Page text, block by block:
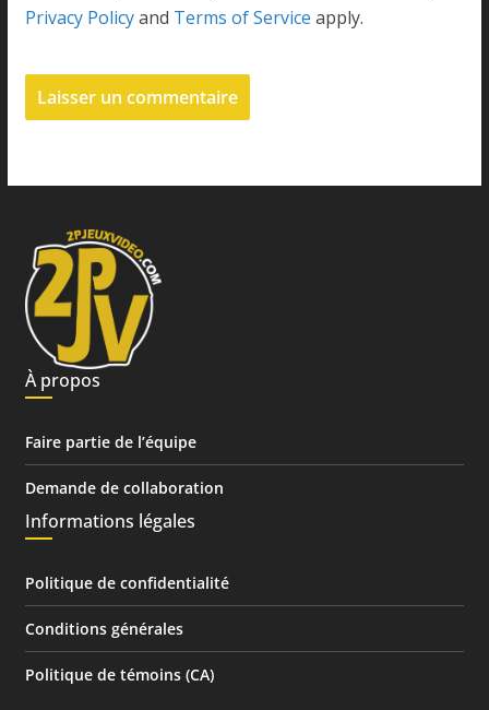
Privacy Policyand Terms of Service apply.
À propos
Faire partie de l’équipe
Demande de collaboration
Informations légales
Politique de confidentialité
Conditions générales
Politique de témoins (CA)